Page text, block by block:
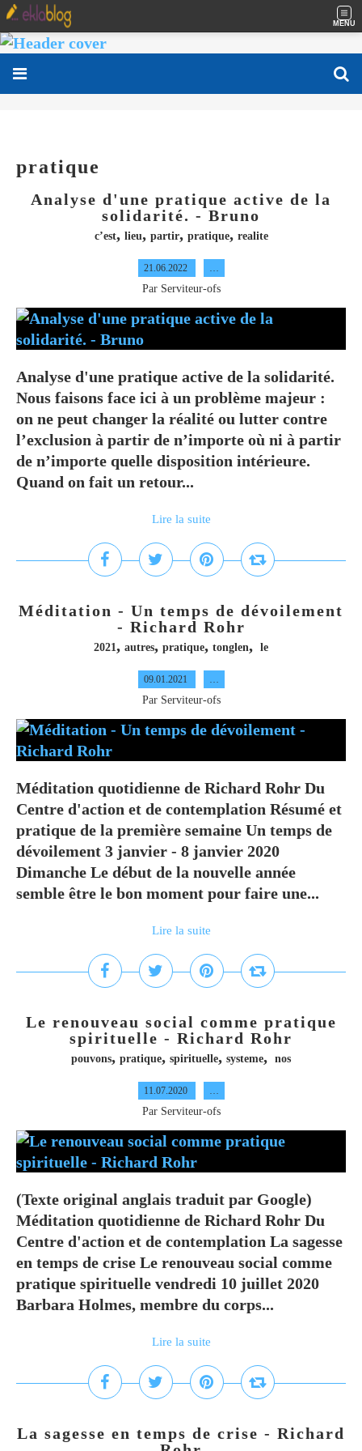
MENU
pratique
Analyse d'une pratique active de la
solidarité. - Bruno
c’est, lieu, partir, pratique, realite
21.06.2022 …
Par Serviteur-ofs
Analyse d'une pratique active de la solidarité.
Nous faisons face ici à un problème majeur :
on ne peut changer la réalité ou lutter contre
l’exclusion à partir de n’importe où ni à partir
de n’importe quelle disposition intérieure.
Quand on fait un retour...
Lire la suite
Méditation - Un temps de dévoilement
- Richard Rohr
2021, autres, pratique, tonglen, le
09.01.2021 …
Par Serviteur-ofs
Méditation quotidienne de Richard Rohr Du
Centre d'action et de contemplation Résumé et
pratique de la première semaine Un temps de
dévoilement 3 janvier - 8 janvier 2020
Dimanche Le début de la nouvelle année
semble être le bon moment pour faire une...
Lire la suite
Le renouveau social comme pratique
spirituelle - Richard Rohr
pouvons, pratique, spirituelle, systeme, nos
11.07.2020 …
Par Serviteur-ofs
(Texte original anglais traduit par Google)
Méditation quotidienne de Richard Rohr Du
Centre d'action et de contemplation La sagesse
en temps de crise Le renouveau social comme
pratique spirituelle vendredi 10 juillet 2020
Barbara Holmes, membre du corps...
Lire la suite
La sagesse en temps de crise - Richard